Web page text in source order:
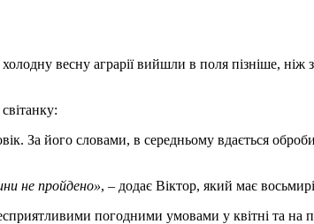
весну аграрії вийшли в поля пізніше, ніж
За його словами, в середньому вдається
не пройдено», – додає Віктор, який має
погодними умовами у квітні та на